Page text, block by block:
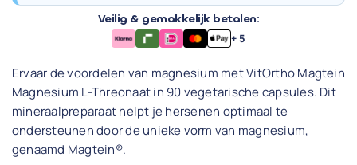
Veilig & gemakkelijk betalen:
+ 5
Ervaar de voordelen van magnesium met VitOrtho Magtein
Magnesium L-Threonaat in 90 vegetarische capsules. Dit
mineraalpreparaat helpt je hersenen optimaal te
ondersteunen door de unieke vorm van magnesium,
genaamd Magtein®.